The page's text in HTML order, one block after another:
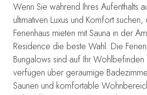
Wenn Sie während Ihres Aufenthalts
ultimativen Luxus und Komfort suchen,
Ferienhaus mieten mit Sauna in der
Residence die beste Wahl. Die
Bungalows sind auf Ihr Wohlbefinden
verfügen über geräumige
Saunen und komfortable